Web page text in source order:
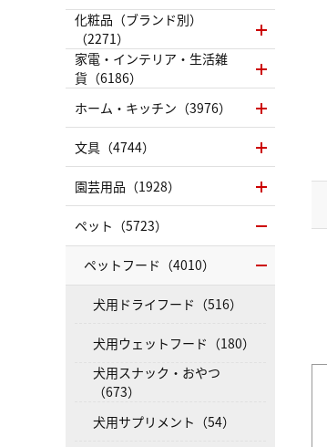
化粧品（ブランド別）
（2271）
家電・インテリア・生活雑
貨（6186）
ホーム・キッチン（3976）
文具（4744）
園芸用品（1928）
ペット（5723）
ペットフード（4010）
犬用ドライフード（516）
犬用ウェットフード（180）
犬用スナック・おやつ
（673）
犬用サプリメント（54）